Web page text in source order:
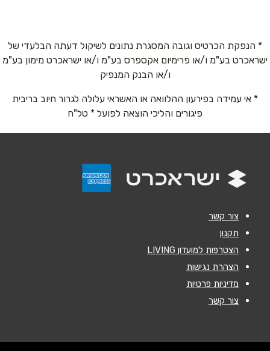
טלפון*
הודעה *
* הנפקת הכרטיס וגובה המסגרת נתונים לשיקול דעתה הבלעדי של
ישראכרט בע"מ ו/או פרימיום אקספרס בע"מ ו/או ישראכרט מימון בע"מ
ו/או הבנק המנפיק
* אי עמידה בפירעון ההלוואה או האשראי עלולה לגרור חיוב בריבית
פיגורים והליכי הוצאה לפועל * טל"ח
צור קשר
תקנון
הצטרפות למועדון LIVING
הצהרת נגישות
מדיניות פרטיות
צור קשר